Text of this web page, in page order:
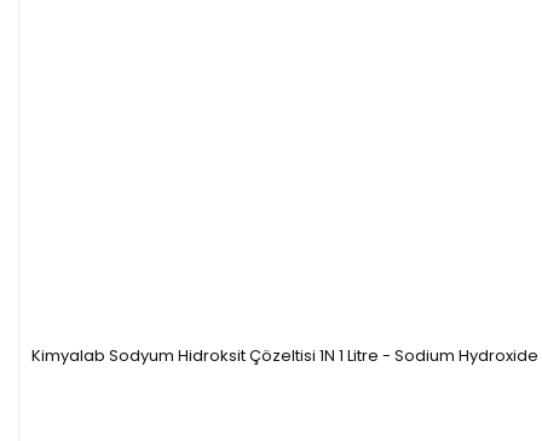
Kimyalab Sodyum Hidroksit Çözeltisi 1N 1 Litre - Sodium Hydroxide